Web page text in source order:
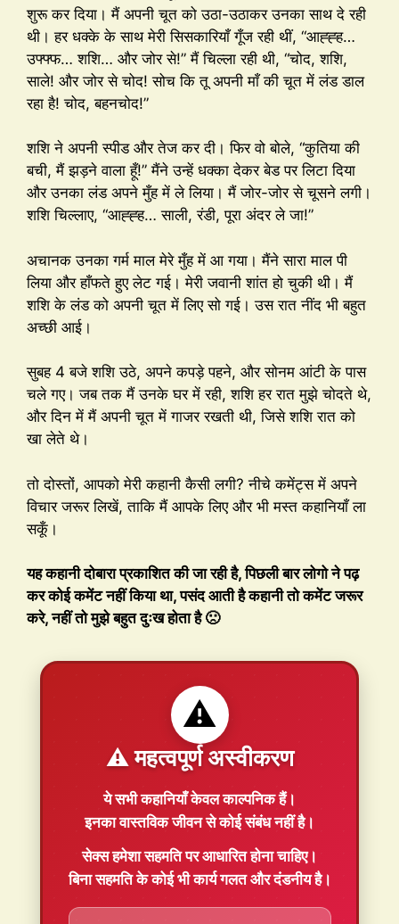
शुरू कर दिया। मैं अपनी चूत को उठा-उठाकर उनका साथ दे रही
थी। हर धक्के के साथ मेरी सिसकारियाँ गूँज रही थीं, “आह्ह्ह…
उफ्फ्फ… शशि… और जोर से!” मैं चिल्ला रही थी, “चोद, शशि,
साले! और जोर से चोद! सोच कि तू अपनी माँ की चूत में लंड डाल
रहा है! चोद, बहनचोद!”
शशि ने अपनी स्पीड और तेज कर दी। फिर वो बोले, “कुतिया की
बची, मैं झड़ने वाला हूँ!” मैंने उन्हें धक्का देकर बेड पर लिटा दिया
और उनका लंड अपने मुँह में ले लिया। मैं जोर-जोर से चूसने लगी।
शशि चिल्लाए, “आह्ह्ह… साली, रंडी, पूरा अंदर ले जा!”
अचानक उनका गर्म माल मेरे मुँह में आ गया। मैंने सारा माल पी
लिया और हाँफते हुए लेट गई। मेरी जवानी शांत हो चुकी थी। मैं
शशि के लंड को अपनी चूत में लिए सो गई। उस रात नींद भी बहुत
अच्छी आई।
सुबह 4 बजे शशि उठे, अपने कपड़े पहने, और सोनम आंटी के पास
चले गए। जब तक मैं उनके घर में रही, शशि हर रात मुझे चोदते थे,
और दिन में मैं अपनी चूत में गाजर रखती थी, जिसे शशि रात को
खा लेते थे।
तो दोस्तों, आपको मेरी कहानी कैसी लगी? नीचे कमेंट्स में अपने
विचार जरूर लिखें, ताकि मैं आपके लिए और भी मस्त कहानियाँ ला
सकूँ।
यह कहानी दोबारा प्रकाशित की जा रही है, पिछली बार लोगो ने पढ़
कर कोई कमेंट नहीं किया था, पसंद आती है कहानी तो कमेंट जरूर
करे, नहीं तो मुझे बहुत दुःख होता है 🙁
⚠️
⚠️ महत्वपूर्ण अस्वीकरण
ये सभी कहानियाँकेवल काल्पनिकहैं।
इनका वास्तविक जीवन से कोई संबंध नहीं है।
सेक्स हमेशासहमतिपर आधारित होना चाहिए।
बिना सहमति के कोई भी कार्य गलत और दंडनीय है।